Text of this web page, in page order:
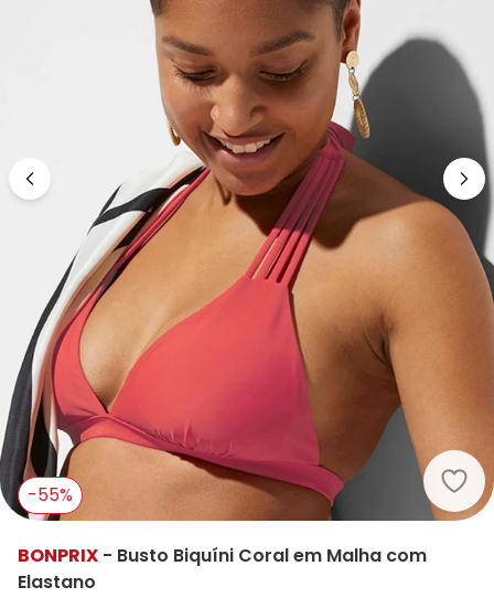
-55%
BONPRIX - Busto Biquíni Coral em Malha com
Elastano